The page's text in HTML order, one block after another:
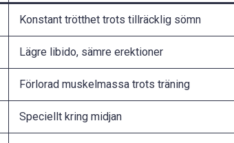
Konstant trötthet trots tillräcklig sömn
Lägre libido, sämre erektioner
Förlorad muskelmassa trots träning
Speciellt kring midjan